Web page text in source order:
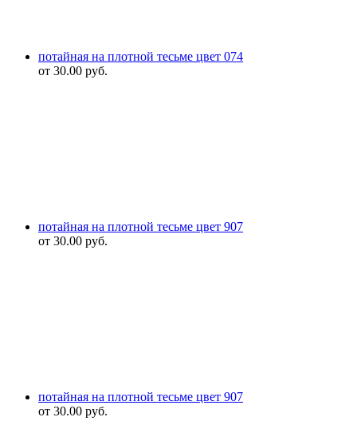
потайная на плотной тесьме цвет 074
от 30.00 руб.
потайная на плотной тесьме цвет 907
от 30.00 руб.
потайная на плотной тесьме цвет 907
от 30.00 руб.